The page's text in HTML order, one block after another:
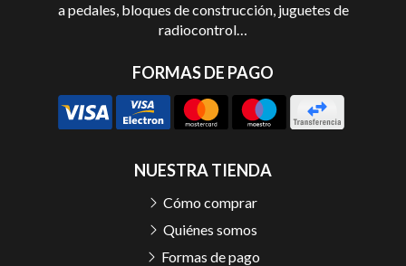
a pedales, bloques de construcción, juguetes de
radiocontrol…
FORMAS DE PAGO
NUESTRA TIENDA
Cómo comprar
Quiénes somos
Formas de pago